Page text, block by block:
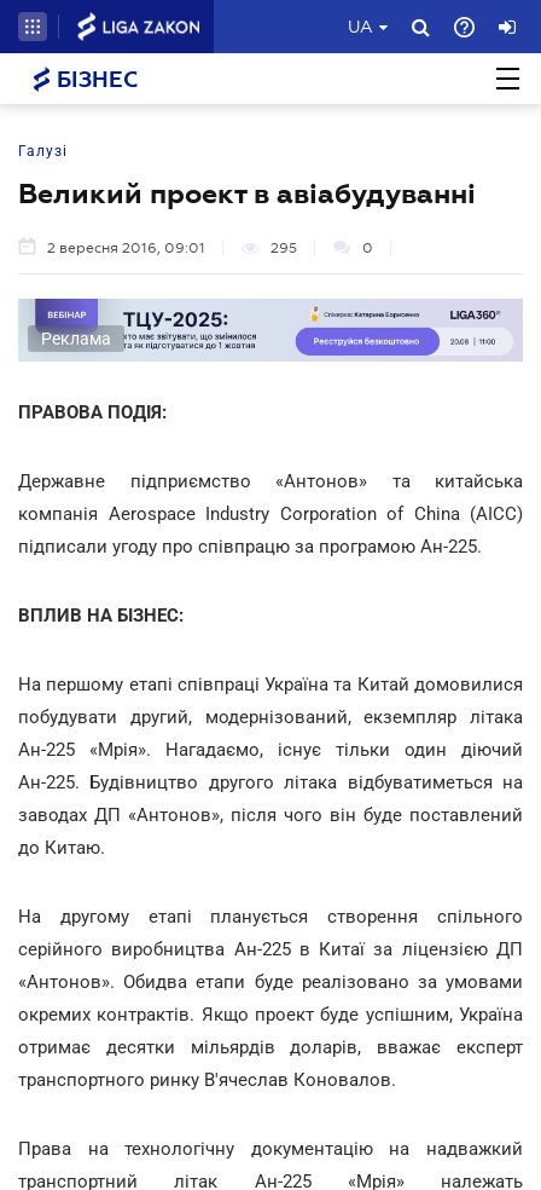
UA
БІЗНЕС
Галузі
Великий проект в авіабудуванні
2 вересня 2016, 09:01 295 0
Реклама
ПРАВОВА ПОДІЯ:
Державне підприємство «Антонов» та китайська
компанія Aerospace Industry Corporation of China (AICC)
підписали угоду про співпрацю за програмою Ан-225.
ВПЛИВ НА БІЗНЕС:
На першому етапі співпраці Україна та Китай домовилися
побудувати другий, модернізований, екземпляр літака
Ан-225 «Мрія». Нагадаємо, існує тільки один діючий
Ан-225. Будівництво другого літака відбуватиметься на
заводах ДП «Антонов», після чого він буде поставлений
до Китаю.
На другому етапі планується створення спільного
серійного виробництва Ан-225 в Китаї за ліцензією ДП
«Антонов». Обидва етапи буде реалізовано за умовами
окремих контрактів. Якщо проект буде успішним, Україна
отримає десятки мільярдів доларів, вважає експерт
транспортного ринку В'ячеслав Коновалов.
Права на технологічну документацію на надважкий
транспортний літак Ан-225 «Мрія» належать